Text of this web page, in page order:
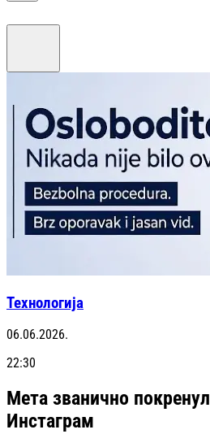
Технологија
06.06.2026.
22:30
Мета званично
Инстаграм